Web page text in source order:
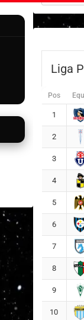
Liga
Pos
1
2
3
4
5
6
7
8
9
10